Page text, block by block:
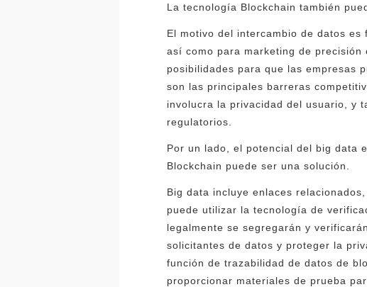
La tecnología Blockchain también
El motivo del intercambio de datos
así como para marketing de
posibilidades para que las empresas
son las principales barreras
involucra la privacidad del usuario, y
regulatorios.
Por un lado, el potencial del big data
Blockchain puede ser una solución.
Big data incluye enlaces
puede utilizar la tecnología de
legalmente se segregarán y
solicitantes de datos y proteger la
función de trazabilidad de datos de
proporcionar materiales de prueba